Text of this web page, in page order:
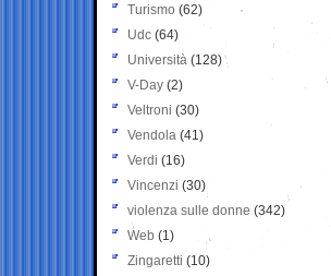
Turismo (62)
Udc (64)
Università (128)
V-Day (2)
Veltroni (30)
Vendola (41)
Verdi (16)
Vincenzi (30)
violenza sulle donne (342)
Web (1)
Zingaretti (10)